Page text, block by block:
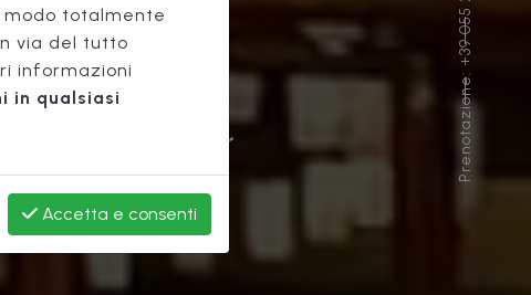
Prenotazione: +39 055 289 080
modo totalmente
via del tutto
informazioni
in qualsiasi
Accetta e consenti